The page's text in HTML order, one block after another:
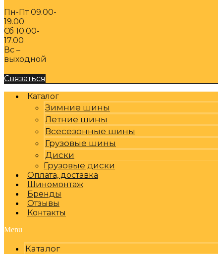
Пн-Пт 09.00-
19.00
Сб 10.00-
17.00
Вс –
выходной
Связаться
Каталог
Зимние шины
Летние шины
Всесезонные шины
Грузовые шины
Диски
Грузовые диски
Оплата, доставка
Шиномонтаж
Бренды
Отзывы
Контакты
Menu
Каталог